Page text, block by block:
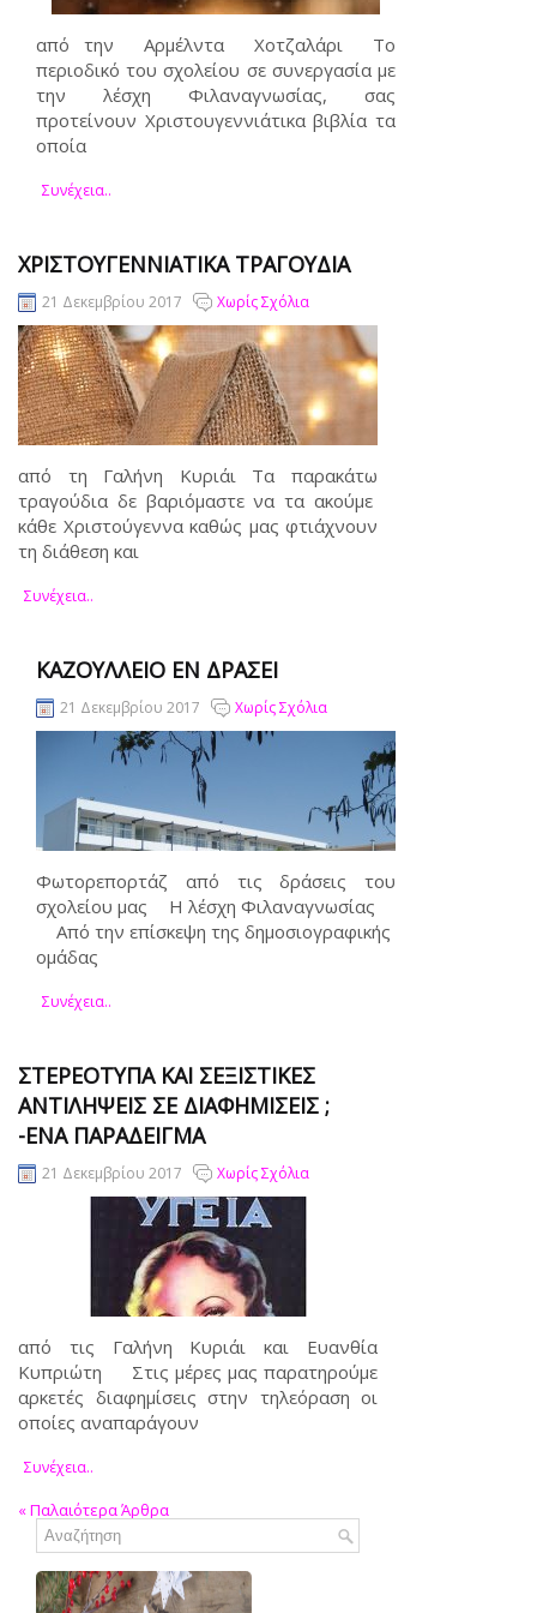
από την Αρμέλντα Χοτζαλάρι Το
περιοδικό του σχολείου σε συνεργασία με
την λέσχη Φιλαναγνωσίας, σας
προτείνουν Χριστουγεννιάτικα βιβλία τα
οποία
Συνέχεια..
ΧΡΙΣΤΟΥΓΕΝΝΙΆΤΙΚΑ ΤΡΑΓΟΎΔΙΑ
21 Δεκεμβρίου 2017 Χωρίς Σχόλια
από τη Γαλήνη Κυριάι Τα παρακάτω
τραγούδια δε βαριόμαστε να τα ακούμε
κάθε Χριστούγεννα καθώς μας φτιάχνουν
τη διάθεση και
Συνέχεια..
ΚΑΖΟΎΛΛΕΙΟ ΕΝ ΔΡΆΣΕΙ
21 Δεκεμβρίου 2017 Χωρίς Σχόλια
Φωτορεπορτάζ από τις δράσεις του
σχολείου μας Η λέσχη Φιλαναγνωσίας
Από την επίσκεψη της δημοσιογραφικής
ομάδας
Συνέχεια..
ΣΤΕΡΕΌΤΥΠΑ ΚΑΙ ΣΕΞΙΣΤΙΚΈΣ
ΑΝΤΙΛΉΨΕΙΣ ΣΕ ΔΙΑΦΗΜΊΣΕΙΣ ;
-ΈΝΑ ΠΑΡΆΔΕΙΓΜΑ
21 Δεκεμβρίου 2017 Χωρίς Σχόλια
από τις Γαλήνη Κυριάι και Ευανθία
Κυπριώτη Στις μέρες μας παρατηρούμε
αρκετές διαφημίσεις στην τηλεόραση οι
οποίες αναπαράγουν
Συνέχεια..
«Παλαιότερα Άρθρα